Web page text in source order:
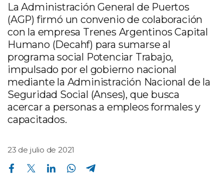
La Administración General de Puertos
(AGP) firmó un convenio de colaboración
con la empresa Trenes Argentinos Capital
Humano (Decahf) para sumarse al
programa social Potenciar Trabajo,
impulsado por el gobierno nacional
mediante la Administración Nacional de la
Seguridad Social (Anses), que busca
acercar a personas a empleos formales y
capacitados.
23 de julio de 2021
Compartir en Facebook Compartir en Twitter Compartir en Linkedin Compartir en Whatsapp